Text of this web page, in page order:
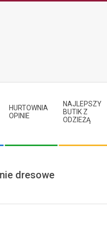
HURTOWNIA
OPINIE
NAJLEPSZY
BUTIK Z
ODZIEŻĄ
dresowe